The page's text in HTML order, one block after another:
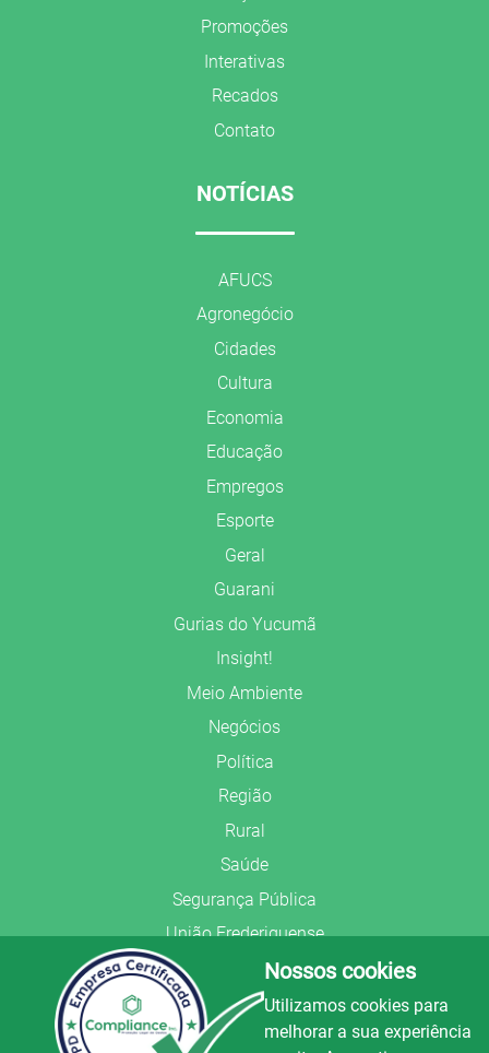
Promoções
Interativas
Recados
Contato
NOTÍCIAS
AFUCS
Agronegócio
Cidades
Cultura
Economia
Educação
Empregos
Esporte
Geral
Guarani
Gurias do Yucumã
Insight!
Meio Ambiente
Negócios
Política
Região
Rural
Saúde
Segurança Pública
União Frederiquense
Nossos cookies
Utilizamos cookies para
melhorar a sua experiência